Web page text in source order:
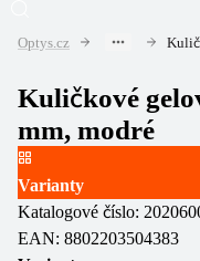
Optys.cz
Kuličkové
mm, modré
Varianty
Katalogové číslo:
EAN: 8802203504383